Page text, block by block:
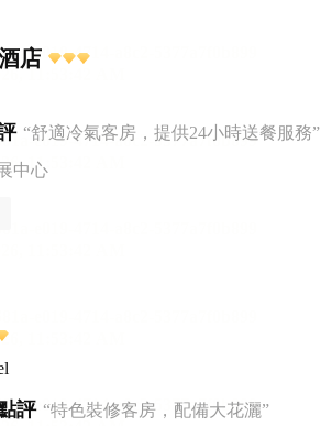
店
“舒適冷氣客房，提供24小時送餐服務”
中心
評 “特色裝修客房，配備大花灑”